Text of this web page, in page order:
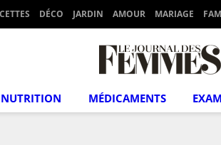
DÉCO JARDIN AMOUR MARIAGE
NUTRITION MÉDICAMENTS